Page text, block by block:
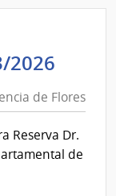
2026
|
de
de Flores
Reserva Dr.
de